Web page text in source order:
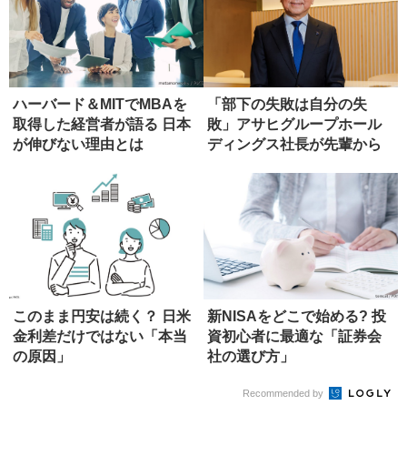
ハーバード＆MITでMBAを
取得した経営者が語る 日本
が伸びない理由とは
「部下の失敗は自分の失
敗」アサヒグループホール
ディングス社長が先輩から
このまま円安は続く？ 日米
金利差だけではない「本当
の原因」
新NISAをどこで始める? 投
資初心者に最適な「証券会
社の選び方」
Recommended by